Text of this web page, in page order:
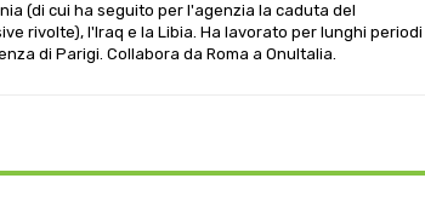
(di cui ha seguito per l'agenzia la caduta del
rivolte), l'Iraq e la Libia. Ha lavorato per lunghi periodi
di Parigi. Collabora da Roma a OnuItalia.